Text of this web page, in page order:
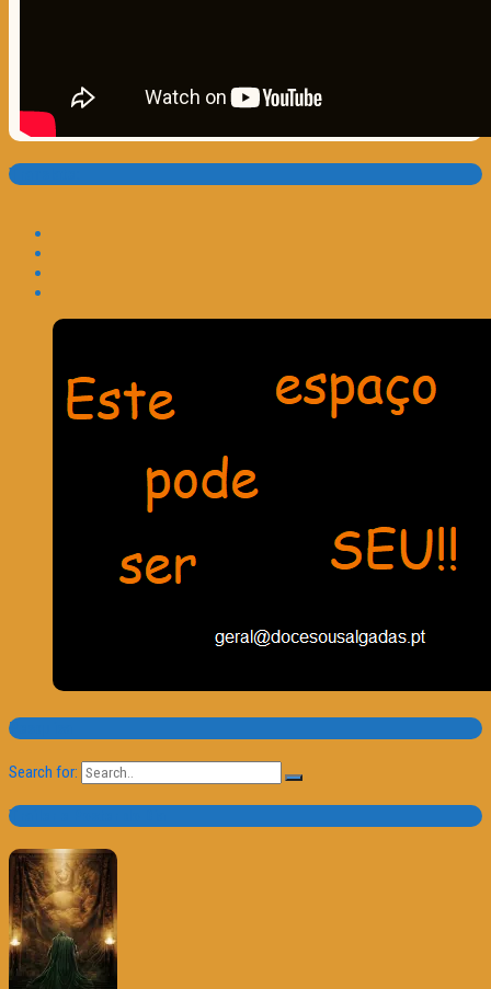
Translate:
Pesquisa
Search for:
Trailer e Poster do Dia